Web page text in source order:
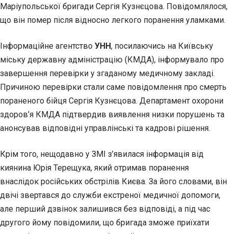
Маріупольської бригади Сергія Кузнєцова. Повідомлялося,
що він помер після відносно легкого поранення уламками.
Інформаційне агентство УНН, посилаючись на Київську
міську державну адміністрацію (КМДА), інформувало про
завершення перевірки у згаданому медичному закладі.
Причиною перевірки стали саме повідомлення про смерть
пораненого бійця Сергія Кузнєцова. Департамент охорони
здоров’я КМДА підтвердив виявлення низки порушень та
анонсував відповідні управлінські та кадрові рішення.
Крім того, нещодавно у ЗМІ з’явилася інформація від
киянина Юрія Терещука, який отримав поранення
внаслідок російських обстрілів Києва. За його словами, він
двічі звертався до служби екстреної медичної допомоги,
але перший дзвінок залишився без відповіді, а під час
другого йому повідомили, що бригада зможе приїхати